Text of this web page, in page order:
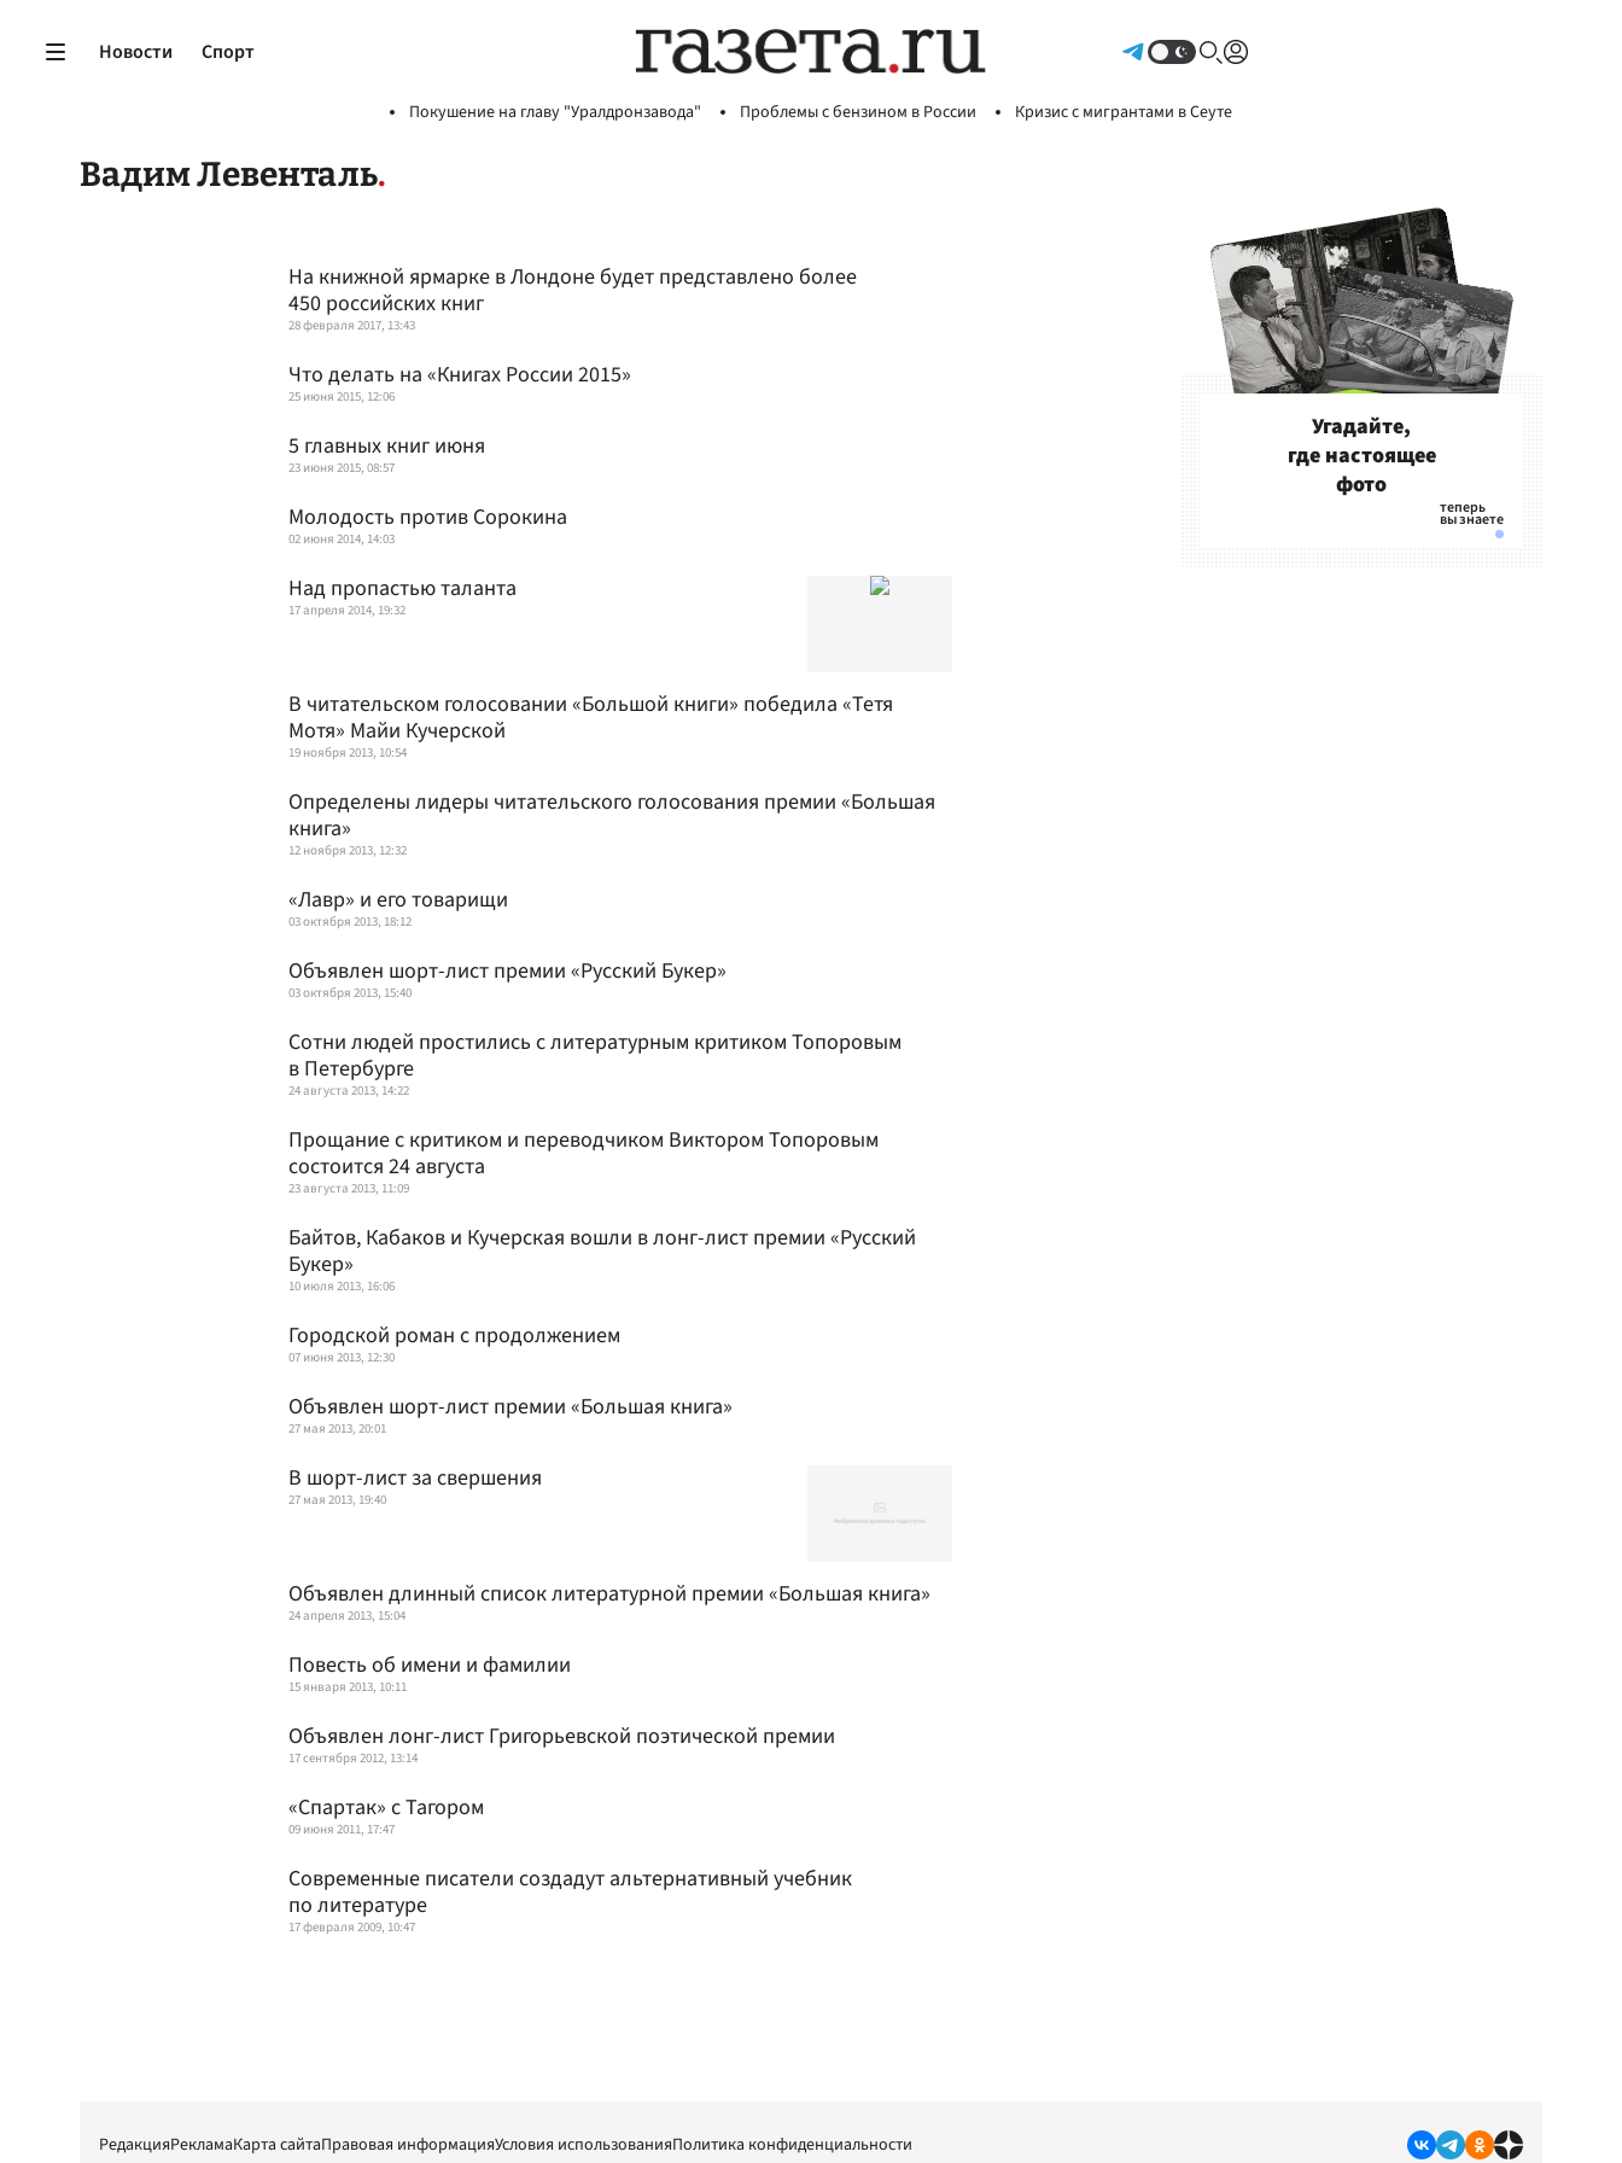
Новости Спорт
Покушение на главу "Уралдронзавода" Проблемы с бензином в России Кризис с мигрантами в Сеуте
Вадим Левенталь
На книжной ярмарке в Лондоне будет представлено более
450 российских книг
28 февраля 2017, 13:43
Что делать на «Книгах России 2015»
25 июня 2015, 12:06
5 главных книг июня
23 июня 2015, 08:57
Молодость против Сорокина
02 июня 2014, 14:03
Над пропастью таланта
17 апреля 2014, 19:32
В читательском голосовании «Большой книги» победила «Тетя
Мотя» Майи Кучерской
19 ноября 2013, 10:54
Определены лидеры читательского голосования премии «Большая
книга»
12 ноября 2013, 12:32
«Лавр» и его товарищи
03 октября 2013, 18:12
Объявлен шорт-лист премии «Русский Букер»
03 октября 2013, 15:40
Сотни людей простились с литературным критиком Топоровым
в Петербурге
24 августа 2013, 14:22
Прощание с критиком и переводчиком Виктором Топоровым
состоится 24 августа
23 августа 2013, 11:09
Байтов, Кабаков и Кучерская вошли в лонг-лист премии «Русский
Букер»
10 июля 2013, 16:06
Городской роман с продолжением
07 июня 2013, 12:30
Объявлен шорт-лист премии «Большая книга»
27 мая 2013, 20:01
В шорт-лист за свершения
27 мая 2013, 19:40
Объявлен длинный список литературной премии «Большая книга»
24 апреля 2013, 15:04
Повесть об имени и фамилии
15 января 2013, 10:11
Объявлен лонг-лист Григорьевской поэтической премии
17 сентября 2012, 13:14
«Спартак» с Тагором
09 июня 2011, 17:47
Современные писатели создадут альтернативный учебник
по литературе
17 февраля 2009, 10:47
Угадайте,
где настоящее
фото
РедакцияРекламаКарта сайтаПравовая информацияУсловия использованияПолитика конфиденциальности